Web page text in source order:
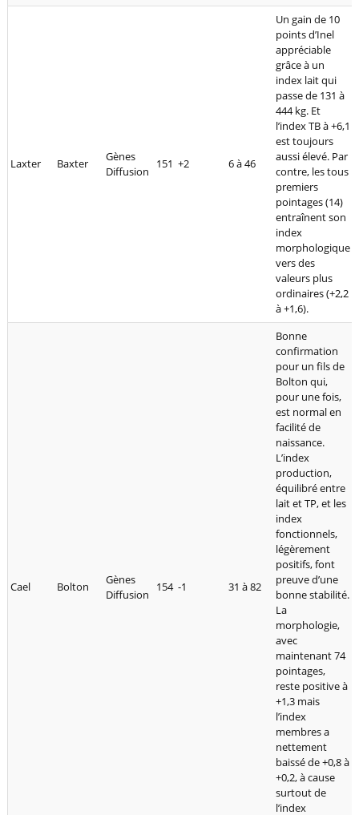
Laxter Baxter
Gènes
Diffusion
151 +2 6 à 46
Un gain de 10
points d’Inel
appréciable
grâce à un
index lait qui
passe de 131 à
444 kg. Et
l’index TB à +6,1
est toujours
aussi élevé. Par
contre, les tous
premiers
pointages (14)
entraînent son
index
morphologique
vers des
valeurs plus
ordinaires (+2,2
à +1,6).
Cael Bolton
Gènes
Diffusion
154 -1 31 à 82
Bonne
confirmation
pour un fils de
Bolton qui,
pour une fois,
est normal en
facilité de
naissance.
L’index
production,
équilibré entre
lait et TP, et les
index
fonctionnels,
légèrement
positifs, font
preuve d’une
bonne stabilité.
La
morphologie,
avec
maintenant 74
pointages,
reste positive à
+1,3 mais
l’index
membres a
nettement
baissé de +0,8 à
+0,2, à cause
surtout de
l’index